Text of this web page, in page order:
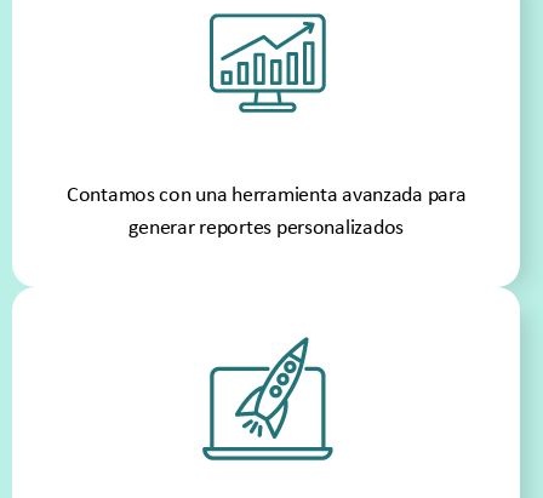
Contamos con una herramienta avanzada para
generar reportes personalizados